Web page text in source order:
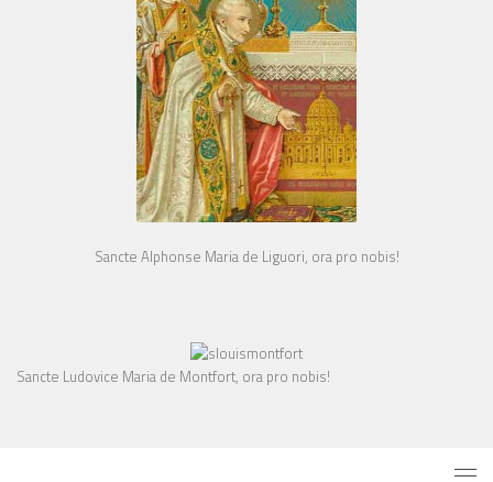
Sancte Alphonse Maria de Liguori, ora pro nobis!
Sancte Ludovice Maria de Montfort, ora pro nobis!